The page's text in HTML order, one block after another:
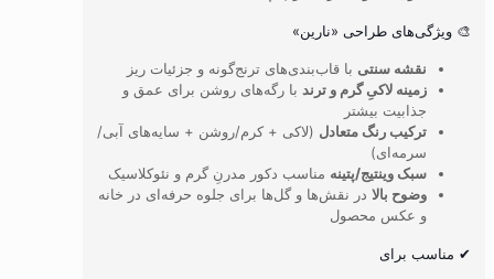
🎨 ویژگی‌های طراحی «نارین»
نقشه سنتی با قاب‌بندی‌های ترنج‌گونه و جزئیات ریز
زمینه لاکیِ گرم و ترند با رگه‌های روشن برای عمق و
جذابیت بیشتر
ترکیب رنگ متعادل (لاکی + کرم/روشن + سایه‌های آبی/
سرمه‌ای)
سبک وینتیج/پتینه مناسب دکور مدرنِ گرم و نئوکلاسیک
وضوح بالا در نقش‌ها و گل‌ها برای جلوه حرفه‌ای در خانه
و عکس محصول
✔ مناسب برای